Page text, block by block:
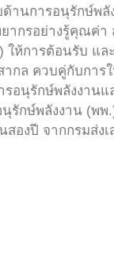
านการอนุรักษ์พลั
ากรอย่างรู้คุณค่า
ให้การต้อนรับ แ
ากล ควบคู่กับกา
อนุรักษ์พลังงาน
รักษ์พลังงาน (พพ
สองปี จากกรมส่ง